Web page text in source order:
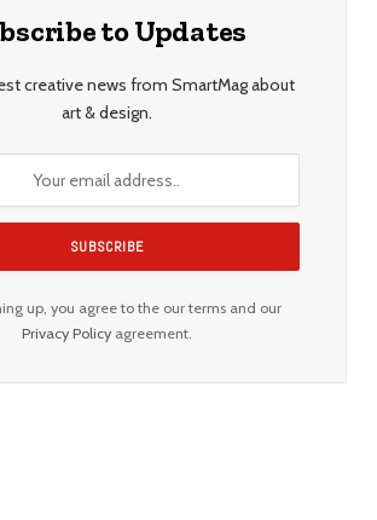
to Updates
creative news from SmartMag about
art & design.
up, you agree to the our terms and our
Privacy Policyagreement.